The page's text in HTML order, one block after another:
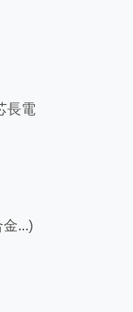
長電
...)